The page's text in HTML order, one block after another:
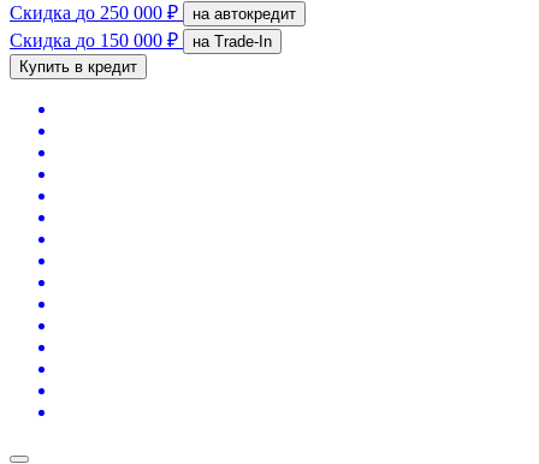
Скидка до 250 000 ₽ на автокредит
Скидка до 150 000 ₽
на Trade-In
Купить в кредит